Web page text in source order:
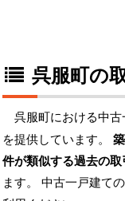
呉服町の
呉服町における中
を提供しています。
件が類似する過去の
ます。 中古一戸建て